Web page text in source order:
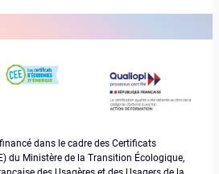
dans le cadre des Certificats
du Ministère de la Transition Écologique,